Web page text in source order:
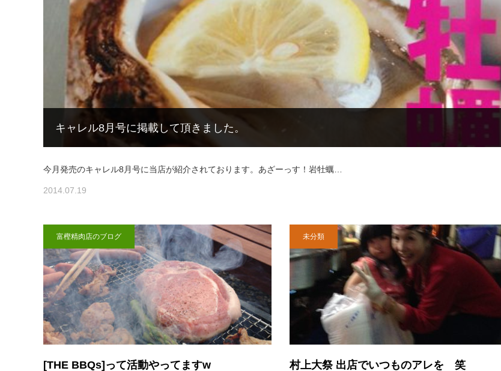
キャレル8月号に掲載して頂きました。
今月発売のキャレル8月号に当店が紹介されております。あざーっす！岩牡蠣…
2014.07.19
富樫精肉店のブログ
[THE BBQs]って活動やってますw
未分類
村上大祭 出店でいつものアレを 笑